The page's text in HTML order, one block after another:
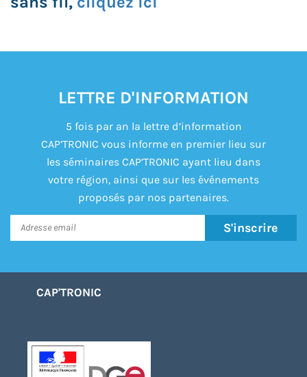
LETTRE D'INFORMATION
5 fois par an la lettre d’information
CAP’TRONIC vous informe en premier lieu sur
les séminaires CAP’TRONIC ayant lieu dans
votre région, ainsi que sur les événements
proposés par nos partenaires.
S'inscrire
CAP'TRONIC